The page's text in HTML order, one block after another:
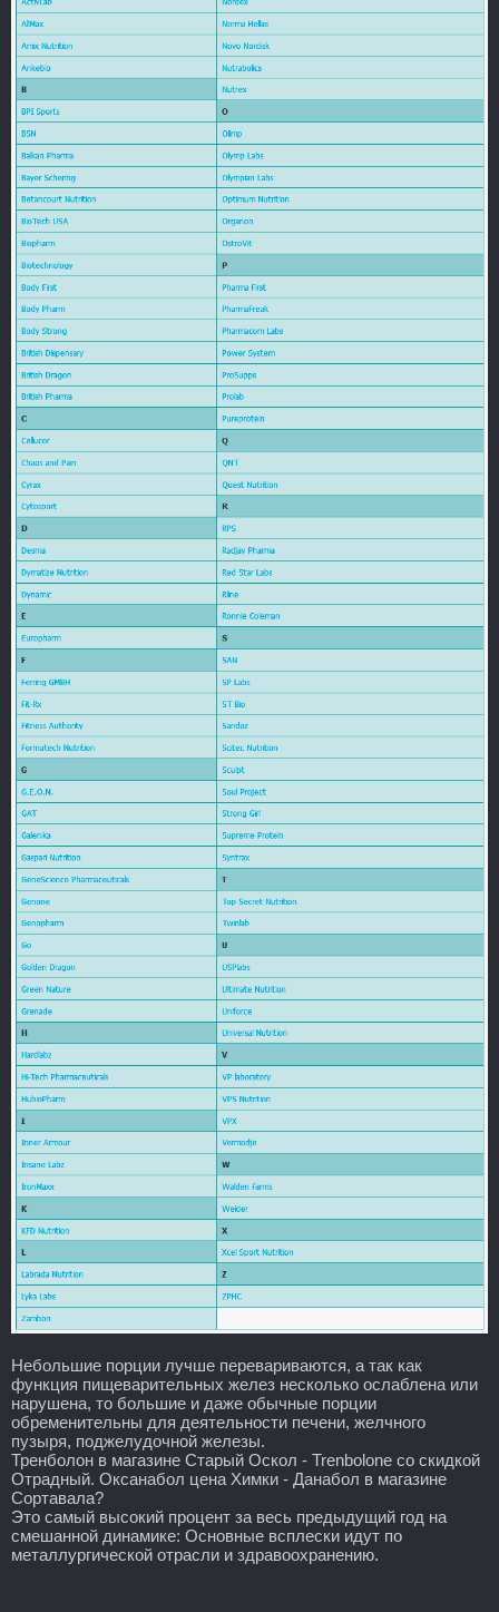
Небольшие порции лучше перевариваются, а так как
функция пищеварительных желез несколько ослаблена или
нарушена, то большие и даже обычные порции
обременительны для деятельности печени, желчного
пузыря, поджелудочной железы.
Тренболон в магазине Старый Оскол - Trenbolone со скидкой
Отрадный. Оксанабол цена Химки - Данабол в магазине
Сортавала?
Это самый высокий процент за весь предыдущий год на
смешанной динамике: Основные всплески идут по
металлургической отрасли и здравоохранению.